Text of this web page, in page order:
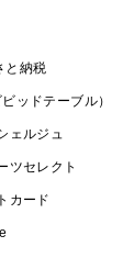
と納税
ッドテーブル）
ェルジュ
ツセレクト
カード